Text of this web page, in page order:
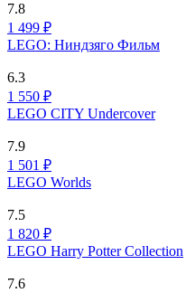
7.8
1 499 ₽
LEGO: Ниндзяго Фильм
6.3
1 550 ₽
LEGO CITY Undercover
7.9
1 501 ₽
LEGO Worlds
7.5
1 820 ₽
LEGO Harry Potter Collection
7.6